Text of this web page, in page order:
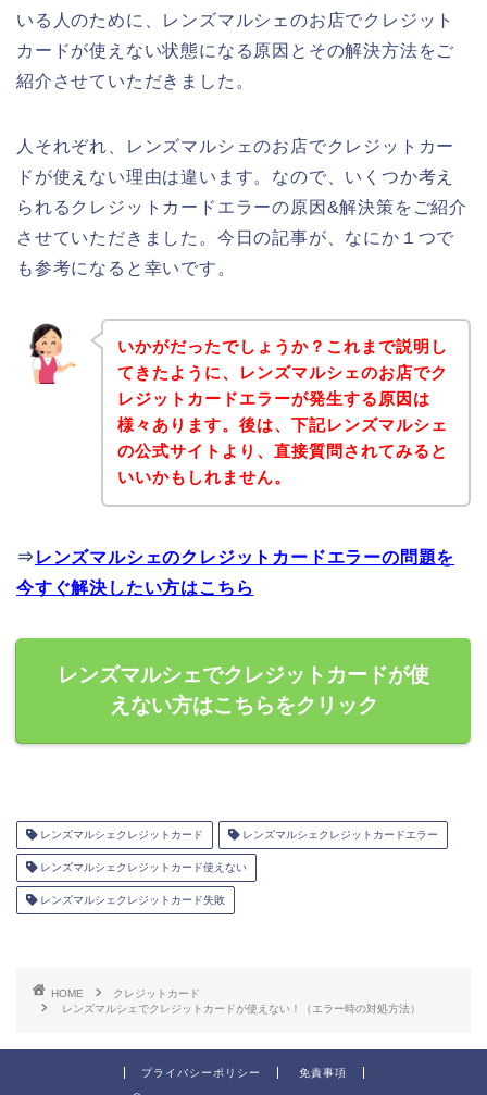
いる人のために、レンズマルシェのお店でクレジット
カードが使えない状態になる原因とその解決方法をご
紹介させていただきました。
人それぞれ、レンズマルシェのお店でクレジットカー
ドが使えない理由は違います。なので、いくつか考え
られるクレジットカードエラーの原因&解決策をご紹介
させていただきました。今日の記事が、なにか１つで
も参考になると幸いです。
いかがだったでしょうか？これまで説明し
てきたように、レンズマルシェのお店でク
レジットカードエラーが発生する原因は
様々あります。後は、下記レンズマルシェ
の公式サイトより、直接質問されてみると
いいかもしれません。
⇒ レンズマルシェのクレジットカードエラーの問題を
今すぐ解決したい方はこちら
レンズマルシェでクレジットカードが使
えない方はこちらをクリック
レンズマルシェクレジットカード レンズマルシェクレジットカードエラー
レンズマルシェクレジットカード使えない
レンズマルシェクレジットカード失敗
HOME
クレジットカード
レンズマルシェでクレジットカードが使えない！（エラー時の対処方法）
プライバシーポリシー 免責事項